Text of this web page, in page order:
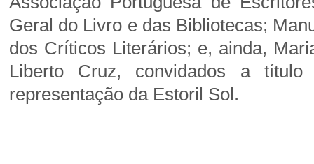
Geral do Livro e das Bibliotecas;
dos Críticos Literários; e, ainda,
Liberto Cruz, convidados a
representação da Estoril Sol.